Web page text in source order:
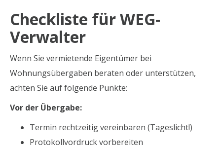
Checkliste für WEG-
Verwalter
Wenn Sie vermietende Eigentümer bei
Wohnungsübergaben beraten oder unterstützen,
achten Sie auf folgende Punkte:
Vor der Übergabe:
Termin rechtzeitig vereinbaren (Tageslicht!)
Protokollvordruck vorbereiten